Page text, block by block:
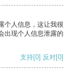
个人信息，这让我很
出现个人信息泄露的
支持[0] 反对[0]